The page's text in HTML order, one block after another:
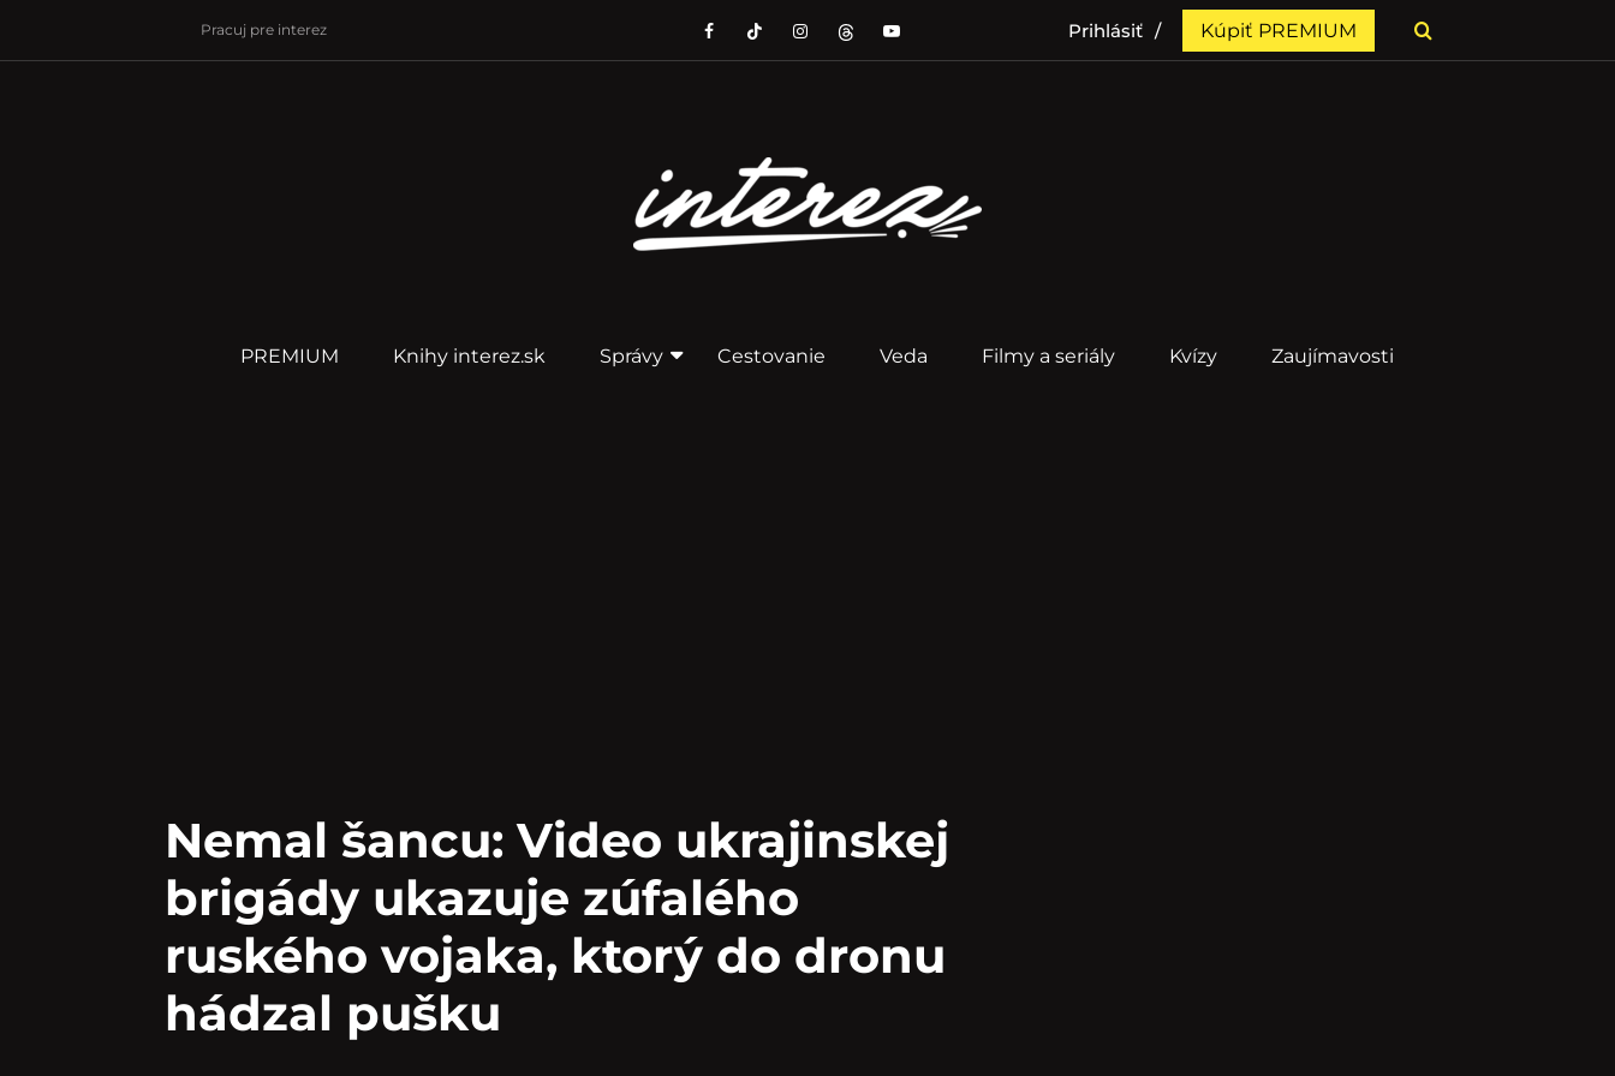
Pracuj pre interez Prihlásiť Kúpiť PREMIUM
PREMIUM Knihy interez.sk Správy Cestovanie Veda Filmy a seriály Kvízy Zaujímavosti
Nemal šancu: Video ukrajinskej
brigády ukazuje zúfalého
ruského vojaka, ktorý do dronu
hádzal pušku